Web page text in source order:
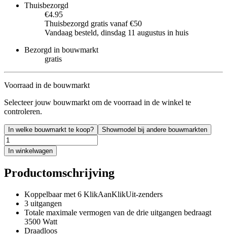
Thuisbezorgd
€4.95
Thuisbezorgd gratis vanaf €50
Vandaag besteld, dinsdag 11 augustus in huis
Bezorgd in bouwmarkt
gratis
Voorraad in de bouwmarkt
Selecteer jouw bouwmarkt om de voorraad in de winkel te
controleren.
In welke bouwmarkt te koop? Showmodel bij andere bouwmarkten
In winkelwagen
Productomschrijving
Koppelbaar met 6 KlikAanKlikUit-zenders
3 uitgangen
Totale maximale vermogen van de drie uitgangen bedraagt
3500 Watt
Draadloos